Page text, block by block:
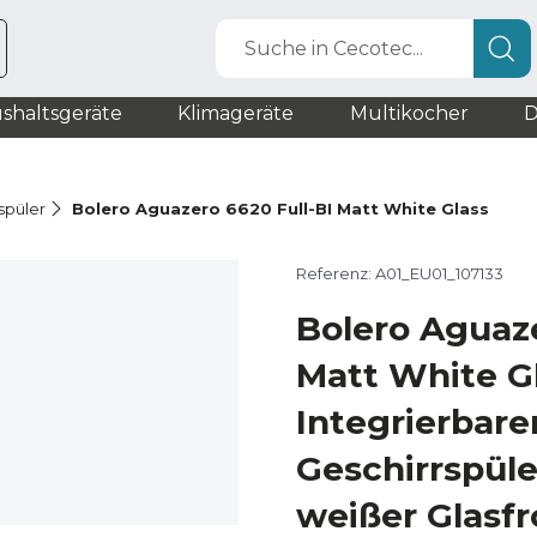
Suche in Cecotec...
Klimageräte Multikocher
Bolero Aguazero 6620 Full-BI Matt White Glass
Referenz: A01_EU01_107133
Bolero
Matt White
weißer